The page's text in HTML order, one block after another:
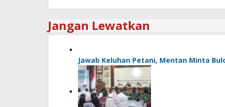
Jangan Lewatkan
Jawab Keluhan Petani, Mentan Minta